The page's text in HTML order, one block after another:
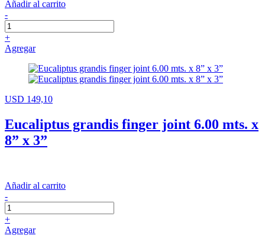
Añadir al carrito
-
+
Agregar
USD 149,10
Eucaliptus grandis finger joint 6.00 mts. x
8” x 3”
Añadir al carrito
-
+
Agregar